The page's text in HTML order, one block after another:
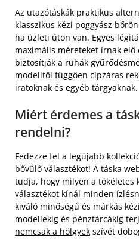
Az utazótáskák praktikus
klasszikus kézi poggyász
ha üzleti úton van. Egyes
maximális méreteket írnak elő
biztosítják a ruhák
modelltől függően cipzáras
iratoknak és egyéb tárgyaknak.
Miért érdemes a
rendelni?
Fedezze fel a legújabb
bővülő választékot! A táska
tudja, hogy milyen a tökéletes
választékot kínál minden
kiváló minőségű és márkás
modellekig és pénztárcákig
nemcsak a hölgyek szívét